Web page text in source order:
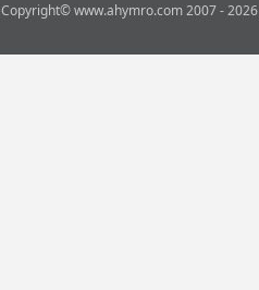
Copyright© www.ahymro.com 2007 - 2026